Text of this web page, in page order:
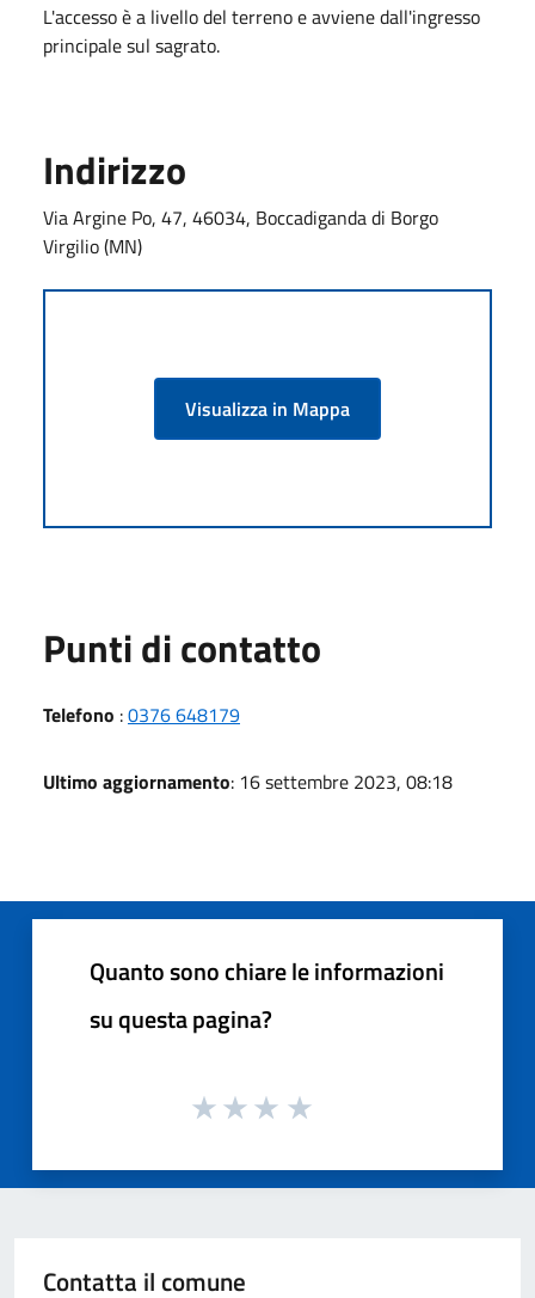
L'accesso è a livello del terreno e avviene dall'ingresso
principale sul sagrato.
Indirizzo
Via Argine Po, 47, 46034, Boccadiganda di Borgo
Virgilio (MN)
Visualizza in Mappa
Punti di contatto
Telefono :0376 648179
Ultimo aggiornamento: 16 settembre 2023, 08:18
Quanto sono chiare le informazioni
su questa pagina?
Contatta il comune